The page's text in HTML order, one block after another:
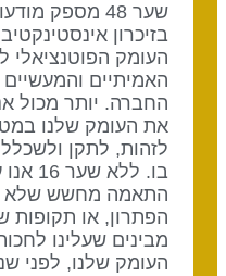
שער 48 מספק
בזיכרון
העומק הפוטנציאלי
האמיתיים והמעשיים
החברה. יותר מכול
את העומק שלנו
לזהות, לתקן ולשכלל
בו. ללא
התאמה מחשש שלא
הפתרון, או תקופות
מבינים שעלינו
העומק שלנו, לפני